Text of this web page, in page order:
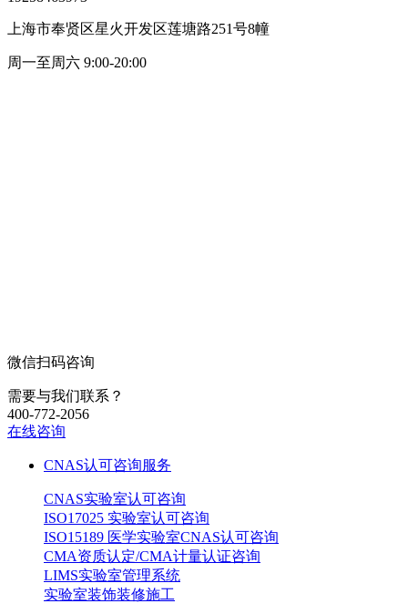
上海市奉贤区星火开发区莲塘路251号8幢
周一至周六 9:00-20:00
微信扫码咨询
需要与我们联系？
400-772-2056
在线咨询
CNAS认可咨询服务
CNAS实验室认可咨询
ISO17025 实验室认可咨询
ISO15189 医学实验室CNAS认可咨询
CMA资质认定/CMA计量认证咨询
LIMS实验室管理系统
实验室装饰装修施工